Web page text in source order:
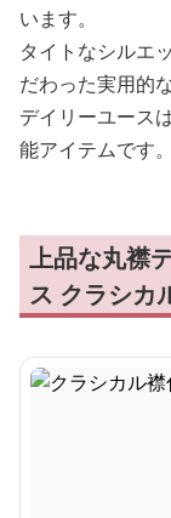
います。
タイトなシルエ
だわった実用的
デイリーユース
能アイテムです。
上品な丸襟
ス クラシカ